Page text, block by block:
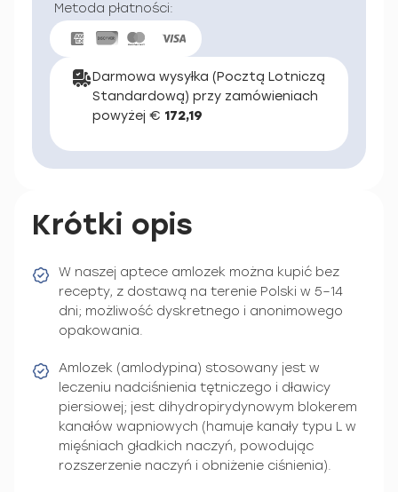
Metoda płatności:
Darmowa wysyłka (Pocztą Lotniczą
Standardową) przy zamówieniach
powyżej € 172,19
Krótki opis
W naszej aptece amlozek można kupić bez
recepty, z dostawą na terenie Polski w 5–14
dni; możliwość dyskretnego i anonimowego
opakowania.
Amlozek (amlodypina) stosowany jest w
leczeniu nadciśnienia tętniczego i dławicy
piersiowej; jest dihydropirydynowym blokerem
kanałów wapniowych (hamuje kanały typu L w
mięśniach gładkich naczyń, powodując
rozszerzenie naczyń i obniżenie ciśnienia).